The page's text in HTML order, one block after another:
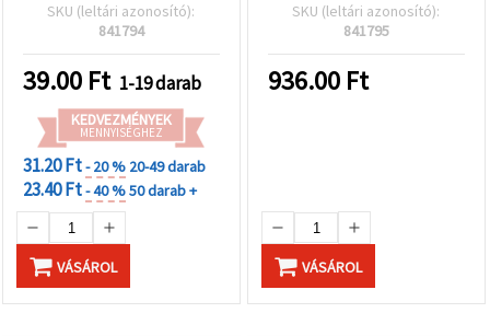
SKU (leltári azonosító):
841794
39.00 Ft 1-19 darab
KEDVEZMÉNYEK
MENNYISÉGHEZ
31.20 Ft- 20 % 20-49 darab
23.40 Ft- 40 %50 darab +
VÁSÁROL
SKU (leltári azonosító):
841795
936.00 Ft
VÁSÁROL